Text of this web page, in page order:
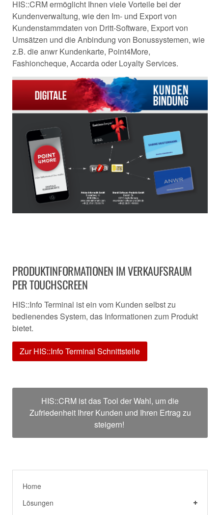
HIS::CRM ermöglicht Ihnen viele Vorteile bei der
Kundenverwaltung, wie den Im- und Export von
Kundenstammdaten von Dritt-Software, Export von
Umsätzen und die Anbindung von Bonussystemen, wie
z.B. die anwr Kundenkarte, Point4More,
Fashioncheque, Accarda oder Loyalty Services.
PRODUKTINFORMATIONEN IM VERKAUFSRAUM
PER TOUCHSCREEN
HIS::Info Terminal ist ein vom Kunden selbst zu
bedienendes System, das Informationen zum Produkt
bietet.
Zur HIS::Info Terminal Schnittstelle
HIS::CRM ist das Tool der Wahl, um die
Zufriedenheit Ihrer Kunden und Ihren Ertrag zu
steigern!
Home
Lösungen